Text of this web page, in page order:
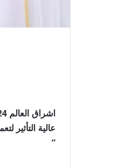
عالية التأثير
”